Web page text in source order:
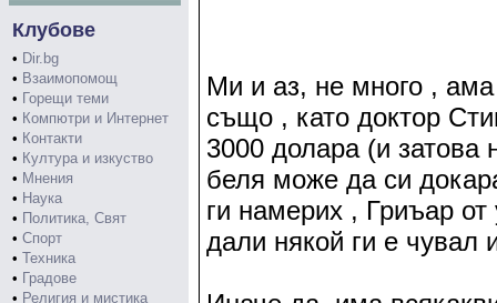
Клубове
• Dir.bg
• Взаимопомощ
• Горещи теми
• Компютри и Интернет
• Контакти
• Култура и изкуство
• Мнения
• Наука
• Политика, Свят
• Спорт
• Техника
• Градове
• Религия и мистика
Ми и аз, не много , ама
също , като доктор
3000 долара (и затова
беля може да си
ги намерих , Гриъар
дали някой ги е чувал